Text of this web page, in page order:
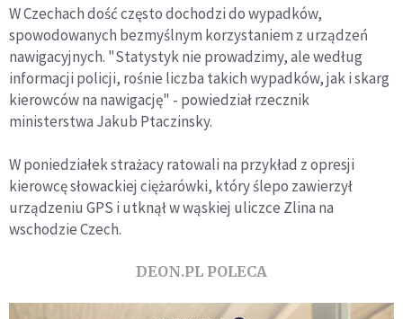
W Czechach dość często dochodzi do wypadków,
spowodowanych bezmyślnym korzystaniem z urządzeń
nawigacyjnych. "Statystyk nie prowadzimy, ale według
informacji policji, rośnie liczba takich wypadków, jak i skarg
kierowców na nawigację" - powiedział rzecznik
ministerstwa Jakub Ptaczinsky.
W poniedziałek strażacy ratowali na przykład z opresji
kierowcę słowackiej ciężarówki, który ślepo zawierzył
urządzeniu GPS i utknął w wąskiej uliczce Zlina na
wschodzie Czech.
DEON.PL POLECA